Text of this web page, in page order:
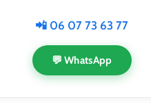
📲 06 07 73 63 77
💬 WhatsApp